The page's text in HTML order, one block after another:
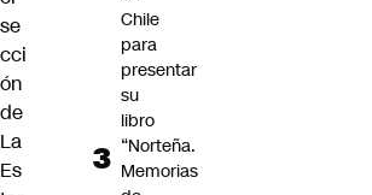
se
cci
ón
de
La
Es
Chile
para
presentar
su
libro
“Norteña.
Memorias